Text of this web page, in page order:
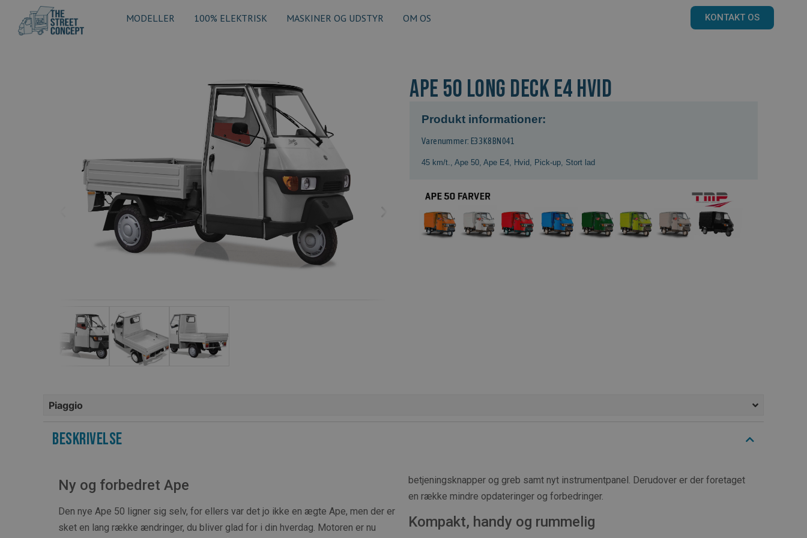
MODELLER 100% ELEKTRISK MASKINER OG UDSTYR OM OS KONTAKT OS
APE 50 LONG DECK E4 hvid
Produkt informationer:
Varenummer: E33K8BN041
45 km/t. Ape 50 Ape E4 Hvid Pick-up Stort lad
Piaggio
Beskrivelse
Ny og forbedret Ape
Den nye Ape 50 ligner sig selv, for ellers var det jo ikke en ægte Ape, men der er
sket en lang række ændringer, du bliver glad for i din hverdag. Motoren er nu
betjeningsknapper og greb samt nyt instrumentpanel. Derudover er der foretaget
en række mindre opdateringer og forbedringer.
Kompakt, handy og rummelig